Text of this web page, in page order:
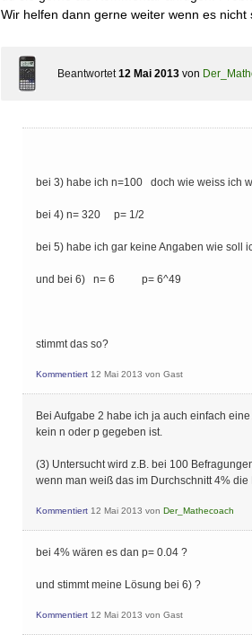
Wir helfen dann gerne weiter wenn es nicht
Beantwortet 12 Mai 2013 von
bei 3) habe ich n=100 doch wie weiss ich
bei 4) n= 320 p= 1/2
bei 5) habe ich gar keine Angaben wie soll
und bei 6) n= 6 p= 6^49
stimmt das so?
Kommentiert 12 Mai 2013 von Gast
Bei Aufgabe 2 habe ich ja auch einfach
kein n oder p gegeben ist.
(3) Untersucht wird z.B. bei 100
wenn man weiß das im Durchschnitt 4%
Kommentiert 12 Mai 2013 von Der_Mathecoach
bei 4% wären es dan p= 0.04 ?
und stimmt meine Lösung bei 6) ?
Kommentiert 12 Mai 2013 von Gast